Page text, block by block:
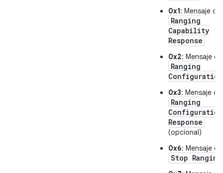
0x1: Mensaje de
Ranging
Capability
Response
0x2: Mensaje de
Ranging
Configuration
0x3: Mensaje de
Ranging
Configuration
Response
(opcional)
0x6: Mensaje de
Stop Ranging